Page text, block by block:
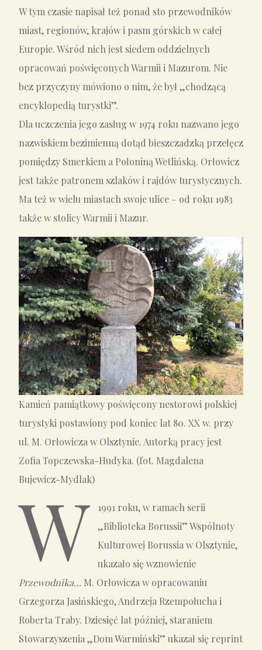
W tym czasie napisał też ponad sto przewodników
miast, regionów, krajów i pasm górskich w całej
Europie. Wśród nich jest siedem oddzielnych
opracowań poświęconych Warmii i Mazurom. Nie
bez przyczyny mówiono o nim, że był „chodzącą
encyklopedią turystki”.
Dla uczczenia jego zasług w 1974 roku nazwano jego
nazwiskiem bezimienną dotąd bieszczadzką przełęcz
pomiędzy Smerkiem a Połoniną Wetlińską. Orłowicz
jest także patronem szlaków i rajdów turystycznych.
Ma też w wielu miastach swoje ulice – od roku 1983
także w stolicy Warmii i Mazur.
Kamień pamiątkowy poświęcony nestorowi polskiej
turystyki postawiony pod koniec lat 80. XX w. przy
ul. M. Orłowicza w Olsztynie. Autorką pracy jest
Zofia Topczewska-Hudyka. (fot. Magdalena
Bujewicz-Mydlak)
W
1991 roku, w ramach serii
„Biblioteka Borussii” Wspólnoty
Kulturowej Borussia w Olsztynie,
ukazało się wznowienie
Przewodnika… M. Orłowicza w opracowaniu
Grzegorza Jasińskiego, Andrzeja Rzempołucha i
Roberta Traby. Dziesięć lat później, staraniem
Stowarzyszenia „Dom Warmiński” ukazał się reprint